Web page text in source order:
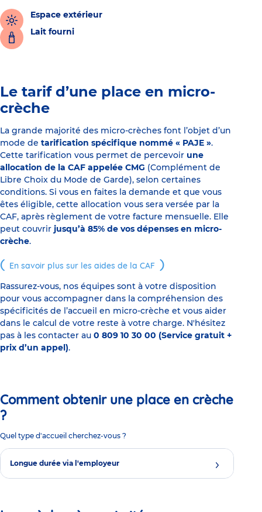
Espace extérieur
Lait fourni
Le tarif d’une place en micro-
crèche
La grande majorité des micro-crèches font l’objet d’un
mode de tarification spécifique nommé « PAJE ».
Cette tarification vous permet de percevoir une
allocation de la CAF appelée CMG (Complément de
Libre Choix du Mode de Garde), selon certaines
conditions. Si vous en faites la demande et que vous
êtes éligible, cette allocation vous sera versée par la
CAF, après règlement de votre facture mensuelle. Elle
peut couvrir jusqu’à 85% de vos dépenses en micro-
crèche.
En savoir plus sur les aides de la CAF
Rassurez-vous, nos équipes sont à votre disposition
pour vous accompagner dans la compréhension des
spécificités de l’accueil en micro-crèche et vous aider
dans le calcul de votre reste à votre charge. N'hésitez
pas à les contacter au 0 809 10 30 00 (Service gratuit +
prix d’un appel).
Comment obtenir une place en crèche
?
Quel type d'accueil cherchez-vous ?
Longue durée via l'employeur